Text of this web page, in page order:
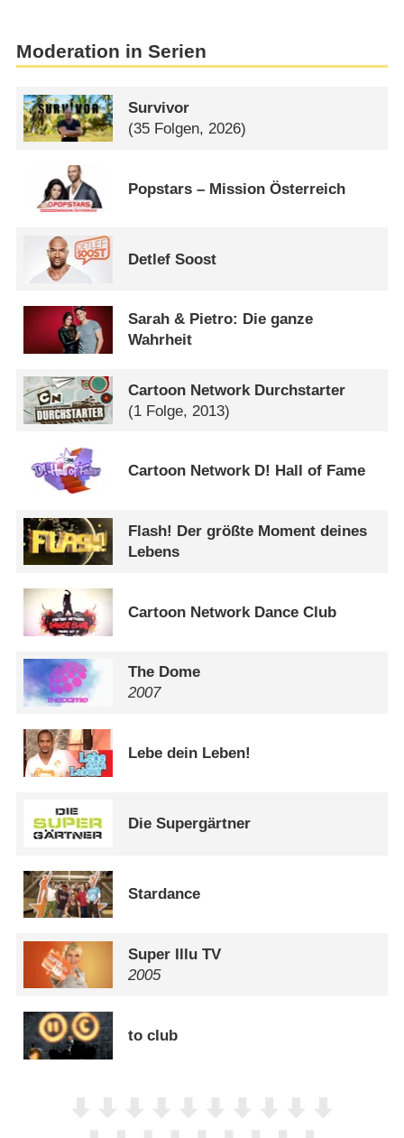
Moderation in Serien
Survivor
(35 Folgen, 2026)
Popstars – Mission Österreich
Detlef Soost
Sarah & Pietro: Die ganze
Wahrheit
Cartoon Network Durchstarter
(1 Folge, 2013)
Cartoon Network D! Hall of Fame
Flash! Der größte Moment deines
Lebens
Cartoon Network Dance Club
The Dome
2007
Lebe dein Leben!
Die Supergärtner
Stardance
Super Illu TV
2005
to club